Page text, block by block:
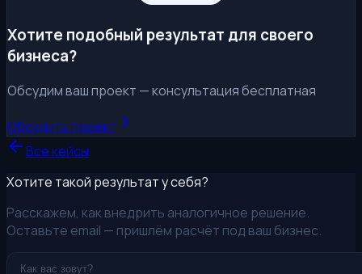
Хотите подобный результат для своего
бизнеса?
Обсудим ваш проект — консультация бесплатная
Обсудить проект
Все кейсы
Хотите такой результат у себя?
Расскажем, как внедрить аналогичное решение.
Оставьте email — пришлём расчёт под ваш бизнес.